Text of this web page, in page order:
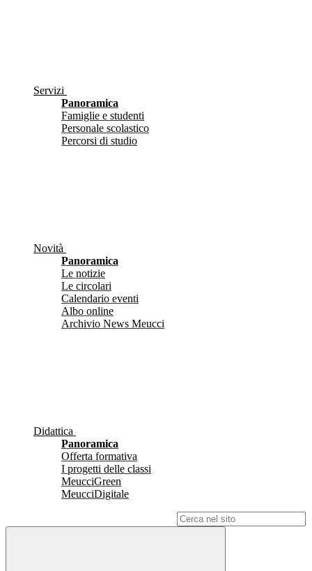
Servizi
Panoramica
Famiglie e studenti
Personale scolastico
Percorsi di studio
Novità
Panoramica
Le notizie
Le circolari
Calendario eventi
Albo online
Archivio News Meucci
Didattica
Panoramica
Offerta formativa
I progetti delle classi
MeucciGreen
MeucciDigitale